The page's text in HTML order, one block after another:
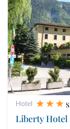
Hotel
s
Liberty Hotel